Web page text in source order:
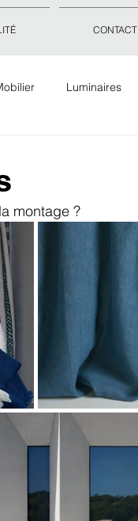
CONTACT
Luminaires
montage ?